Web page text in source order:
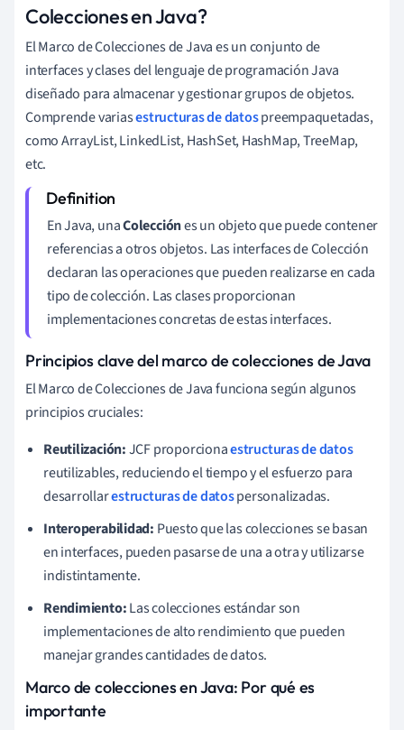
Colecciones en Java?
El Marco de Colecciones de Java es un conjunto de
interfaces y clases del lenguaje de programación Java
diseñado para almacenar y gestionar grupos de objetos.
Comprende variasestructuras de datospreempaquetadas,
como ArrayList, LinkedList, HashSet, HashMap, TreeMap,
etc.
En Java, unaColecciónes un objeto que puede contener
referencias a otros objetos. Las interfaces de Colección
declaran las operaciones que pueden realizarse en cada
tipo de colección. Las clases proporcionan
implementaciones concretas de estas interfaces.
Principios clave del marco de colecciones de Java
El Marco de Colecciones de Java funciona según algunos
principios cruciales:
Reutilización:JCF proporcionaestructuras de datos
reutilizables, reduciendo el tiempo y el esfuerzo para
desarrollarestructuras de datospersonalizadas.
Interoperabilidad: Puesto que las colecciones se basan
en interfaces, pueden pasarse de una a otra y utilizarse
indistintamente.
Rendimiento:Las colecciones estándar son
implementaciones de alto rendimiento que pueden
manejar grandes cantidades de datos.
Marco de colecciones en Java: Por qué es
importante